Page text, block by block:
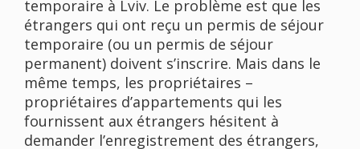
temporaire à Lviv. Le problème est que les
étrangers qui ont reçu un permis de séjour
temporaire (ou un permis de séjour
permanent) doivent s’inscrire. Mais dans le
même temps, les propriétaires –
propriétaires d’appartements qui les
fournissent aux étrangers hésitent à
demander l’enregistrement des étrangers,